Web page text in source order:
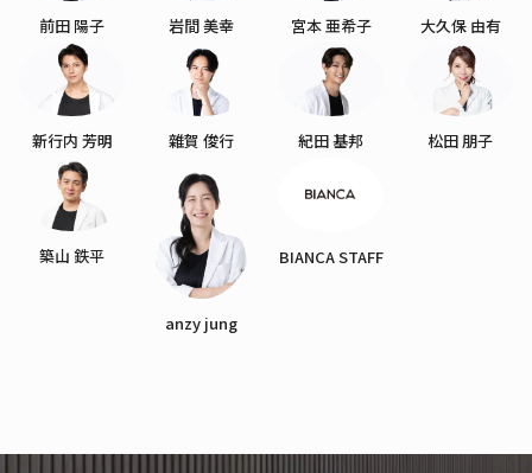
前田 陽子 岩間 美幸 宮本 亜希子 大久保 由有
新行内 芳明 雜賀 俊行 紀田 基邦 松田 朋子
築山 鉄平
anzy jung
BIANCA STAFF